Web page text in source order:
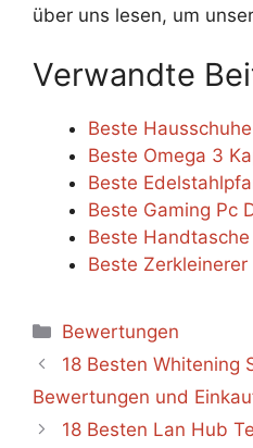
über uns lesen, um
Verwandte
Beste Hausschuhe
Beste Omega 3
Beste
Beste Gaming Pc
Beste Handtasche
Beste Zerkleinerer
Categories
Bewertungen
18 Besten Whitening
Bewertungen und
18 Besten Lan Hub